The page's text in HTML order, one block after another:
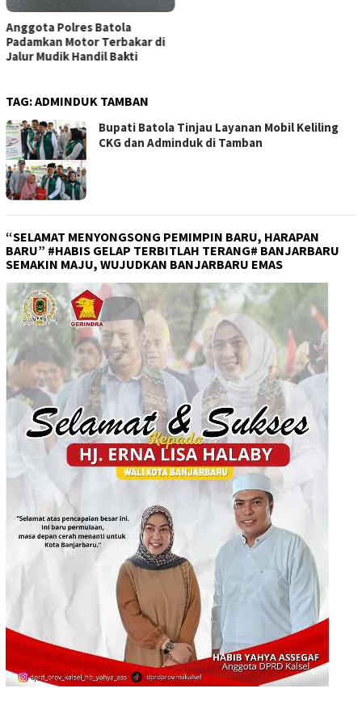
Anggota Polres Batola
Padamkan Motor Terbakar di
Jalur Mudik Handil Bakti
TAG:ADMINDUK TAMBAN
Bupati Batola Tinjau Layanan Mobil Keliling
CKG dan Adminduk di Tamban
“SELAMAT MENYONGSONG PEMIMPIN BARU, HARAPAN
BARU” #HABIS GELAP TERBITLAH TERANG# BANJARBARU
SEMAKIN MAJU, WUJUDKAN BANJARBARU EMAS